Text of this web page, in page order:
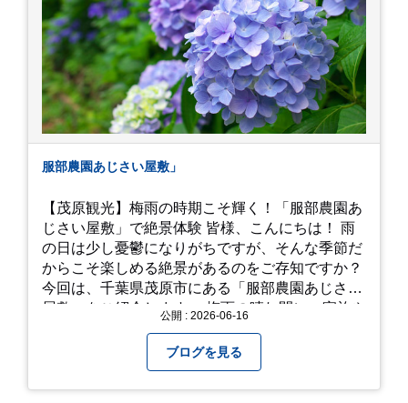
いますが、お元気でお過ごし下さい。
服部農園あじさい屋敷」
【茂原観光】梅雨の時期こそ輝く！「服部農園あ
じさい屋敷」で絶景体験 皆様、こんにちは！ 雨
の日は少し憂鬱になりがちですが、そんな季節だ
からこそ楽しめる絶景があるのをご存知ですか？
今回は、千葉県茂原市にある「服部農園あじさい
屋敷」をご紹介します。 梅雨の晴れ間に、家族や
め尽くす「あじさい」 服部農園あじさい屋敷の魅
力は、なんといってもそのスケール感。約18,000
公開 : 2026-06-16
ブログを見る